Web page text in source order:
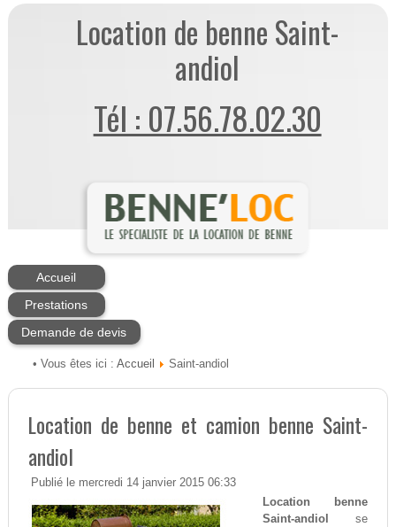
Location de benne Saint-
andiol
Tél : 07.56.78.02.30
Accueil
Prestations
Demande de devis
• Vous êtes ici : Accueil Saint-andiol
Location de benne et camion benne Saint-
andiol
Publié le mercredi 14 janvier 2015 06:33
Location benne
Saint-andiol
se